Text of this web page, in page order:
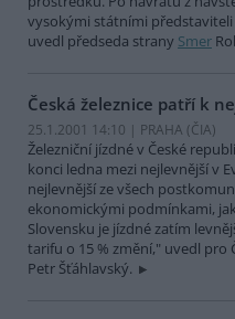
vysokými státními
uvedl předseda strany Smer
Česká železnice patří k
25.1.2001 14:10 | PRAHA (ČIA)
Železniční jízdné v České
konci ledna mezi nejlevnější v
nejlevnější ze všech
ekonomickými podmínkami,
Slovensku je jízdné zatím
tarifu o 15 % změní," uvedl pro
Petr Šťáhlavský.